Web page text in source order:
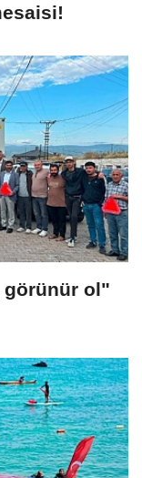
görünür ol"